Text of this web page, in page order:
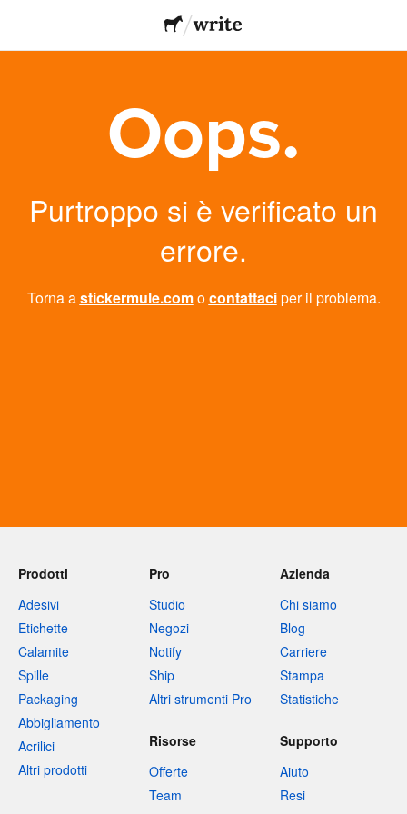
Oops.
Purtroppo si è verificato un
errore.
Torna astickermule.comocontattaciper il problema.
Prodotti
Adesivi
Etichette
Calamite
Spille
Packaging
Abbigliamento
Acrilici
Altri prodotti
Pro
Studio
Negozi
Notify
Ship
Altri strumenti Pro
Azienda
Chi siamo
Blog
Carriere
Stampa
Statistiche
Risorse
Offerte
Team
Supporto
Aiuto
Resi